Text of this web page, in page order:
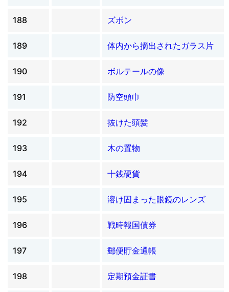
188 ズボン
189 体内から摘出されたガラス片
190 ボルテールの像
191 防空頭巾
192 抜けた頭髪
193 木の置物
194 十銭硬貨
195 溶け固まった眼鏡のレンズ
196 戦時報国債券
197 郵便貯金通帳
198 定期預金証書